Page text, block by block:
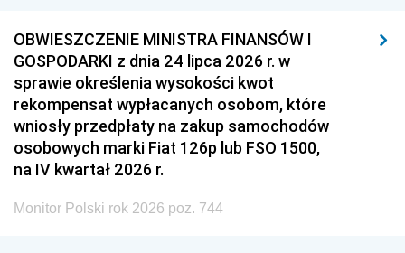
OBWIESZCZENIE MINISTRA FINANSÓW I
GOSPODARKI z dnia 24 lipca 2026 r. w
sprawie określenia wysokości kwot
rekompensat wypłacanych osobom, które
wniosły przedpłaty na zakup samochodów
osobowych marki Fiat 126p lub FSO 1500,
na IV kwartał 2026 r.
Monitor Polski rok 2026 poz. 744